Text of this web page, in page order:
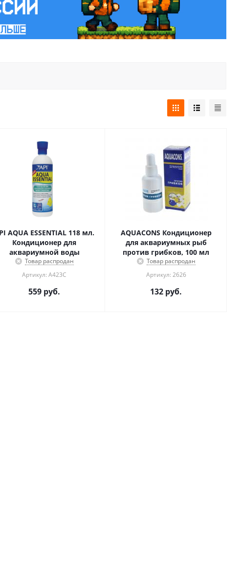
AQUA ESSENTIAL 118 мл.
Кондиционер для
аквариумной воды
Товар распродан
Артикул: A423C
559 руб.
AQUACONS Кондиционер
для аквариумных рыб
против грибков, 100 мл
Товар распродан
Артикул: 2626
132 руб.